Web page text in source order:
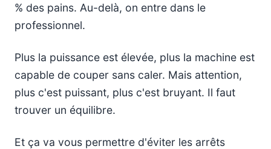
% des pains. Au-delà, on entre dans le
professionnel.
Plus la puissance est élevée, plus la machine est
capable de couper sans caler. Mais attention,
plus c'est puissant, plus c'est bruyant. Il faut
trouver un équilibre.
Et ça va vous permettre d'éviter les arrêts